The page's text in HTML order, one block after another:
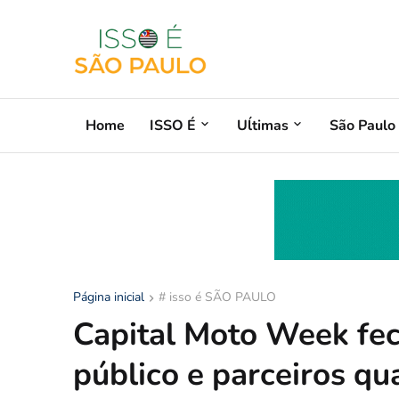
Home ISSO É Uĺtimas São Paulo
Página inicial # isso é SÃO PAULO
Capital Moto Week
público e parceiros